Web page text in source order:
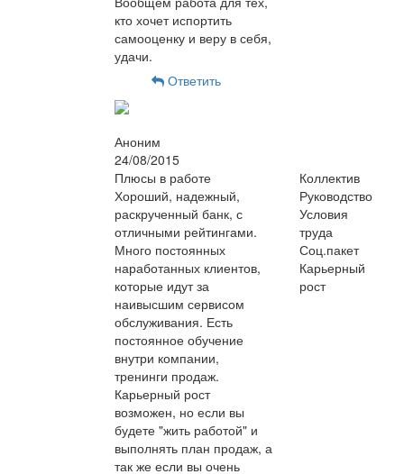
кто хочет испортить
самооценку и веру в себя,
удачи.
Ответить
Аноним
24/08/2015
Плюсы в работе
Хороший, надежный,
раскрученный банк, с
отличными рейтингами.
Много постоянных
наработанных клиентов,
которые идут за
наивысшим сервисом
обслуживания. Есть
постоянное обучение
внутри компании,
тренинги продаж.
Карьерный рост
возможен, но если вы
будете "жить работой" и
выполнять план продаж, а
так же если вы очень
Коллектив
Руководство
Условия
труда
Соц.пакет
Карьерный
рост